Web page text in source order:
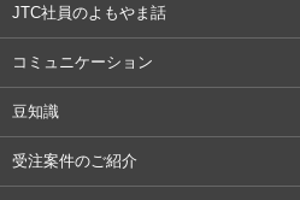
JTC社員のよもやま話
コミュニケーション
豆知識
受注案件のご紹介